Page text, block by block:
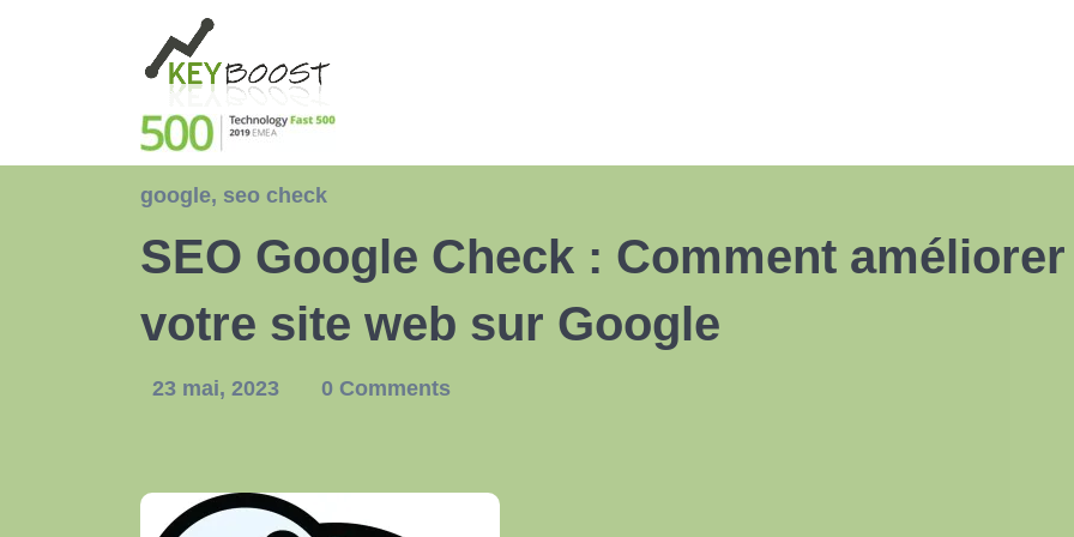
google, seo check
SEO Google Check : Comment
votre site web sur Google
23 mai, 2023 0 Comments